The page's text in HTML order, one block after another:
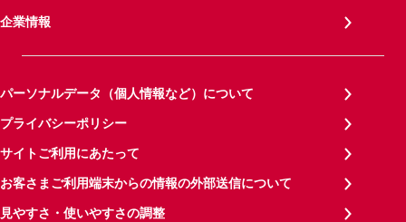
企業情報
パーソナルデータ（個人情報など）について
プライバシーポリシー
サイトご利用にあたって
お客さまご利用端末からの情報の外部送信について
見やすさ・使いやすさの調整